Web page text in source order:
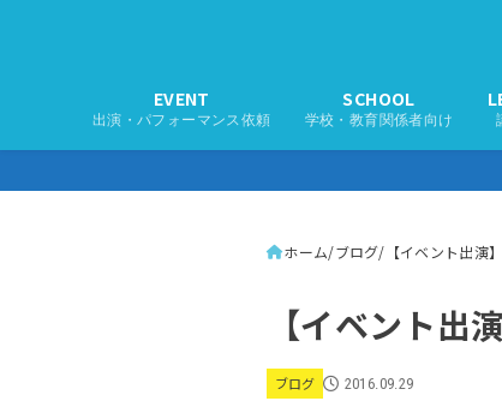
EVENT
出演・パフォーマンス依頼
SCHOOL
学校・教育関係者向け
ホーム ブログ 【イベント出演
【イベント
ブログ 2016.09.29